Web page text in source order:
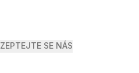
ZEPTEJTE SE NÁS